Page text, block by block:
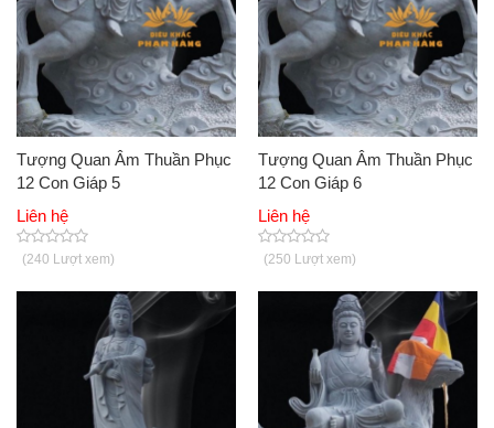
Tượng Quan Âm Thuần Phục
12 Con Giáp 5
Liên hệ
(240 Lượt xem)
Tượng Quan Âm Thuần Phục
12 Con Giáp 6
Liên hệ
(250 Lượt xem)